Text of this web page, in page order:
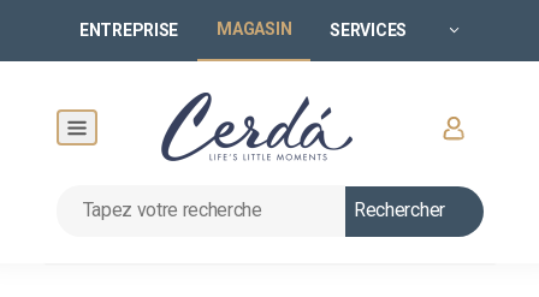
ENTREPRISE MAGASIN SERVICES
Rechercher